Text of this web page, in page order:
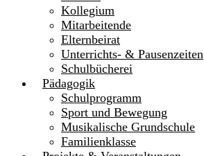
Kollegium
Mitarbeitende
Elternbeirat
Unterrichts- & Pausenzeiten
Schulbücherei
Pädagogik
Schulprogramm
Sport und Bewegung
Musikalische Grundschule
Familienklasse